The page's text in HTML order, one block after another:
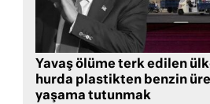
Yavaş ölüme terk edilen
hurda plastikten benzin
yaşama tutunmak